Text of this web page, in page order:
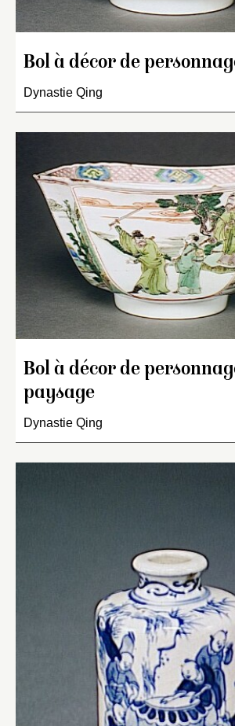
Bol à décor de
Dynastie Qing
Bol à décor de
paysage
Dynastie Qing